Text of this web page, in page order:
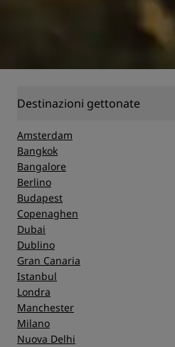
Destinazioni gettonate
Amsterdam
Bangkok
Bangalore
Berlino
Budapest
Copenaghen
Dubai
Dublino
Gran Canaria
Istanbul
Londra
Manchester
Milano
Nuova Delhi